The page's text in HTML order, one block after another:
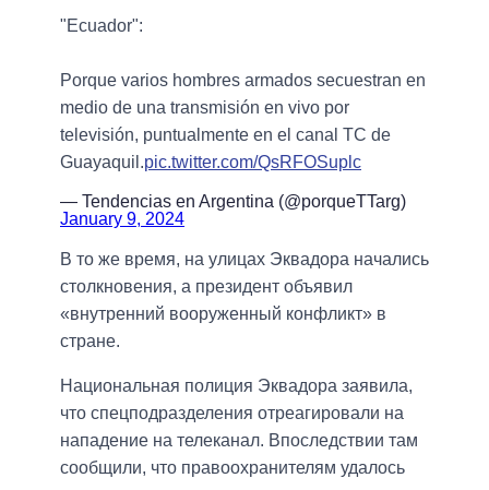
"Ecuador":
Porque varios hombres armados secuestran en
medio de una transmisión en vivo por
televisión, puntualmente en el canal TC de
Guayaquil.pic.twitter.com/QsRFOSuplc
— Tendencias en Argentina (@porqueTTarg)
January 9, 2024
В то же время, на улицах Эквадора начались
столкновения, а президент объявил
«внутренний вооруженный конфликт» в
стране.
Национальная полиция Эквадора заявила,
что спецподразделения отреагировали на
нападение на телеканал. Впоследствии там
сообщили, что правоохранителям удалось